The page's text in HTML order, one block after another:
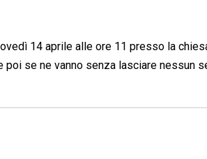
14 aprile alle ore 11 presso la
poi se ne vanno senza lasciare nessun